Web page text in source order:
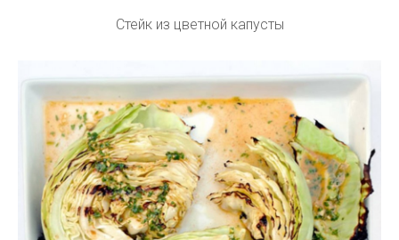
Стейк из цветной капусты